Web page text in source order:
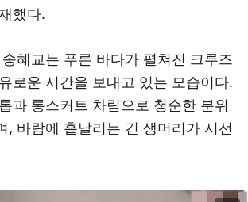
했다.
혜교는 푸른 바다가 펼쳐진 크루즈
로운 시간을 보내고 있는 모습이다.
과 롱스커트 차림으로 청순한 분위
, 바람에 흩날리는 긴 생머리가 시선